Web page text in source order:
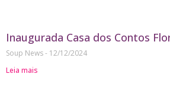
Inaugurada Casa dos Contos
Soup News
12/12/2024
Leia mais